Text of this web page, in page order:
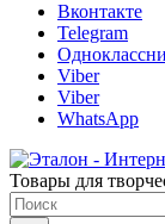
Вконтакте
Telegram
Viber
Viber
WhatsApp
Товары для